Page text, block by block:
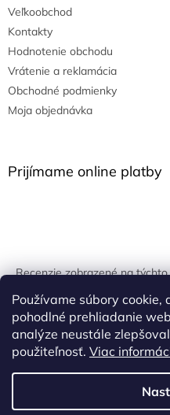
Používame súbory cookie,
pohodlné prehliadanie
analýze neustále
použiteľnosť. Viac
Veľkoobchod
Kontakty
Hodnotenie obchodu
Vrátenie a reklamácia
Obchodné podmienky
Moja objednávka
Prijímame online platby
Recenzie zobrazené na
unikátnych kľúčov
uskutočnenej objednávky.